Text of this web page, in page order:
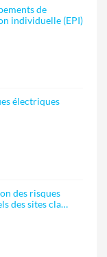
de
individuelle (EPI)
électriques
des risques
des sites cla…